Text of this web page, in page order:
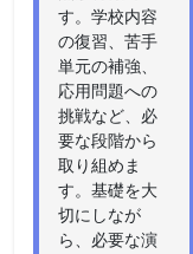
す。学校内容
の復習、苦手
単元の補強、
応用問題への
挑戦など、必
要な段階から
取り組めま
す。基礎を大
切にしなが
ら、必要な演